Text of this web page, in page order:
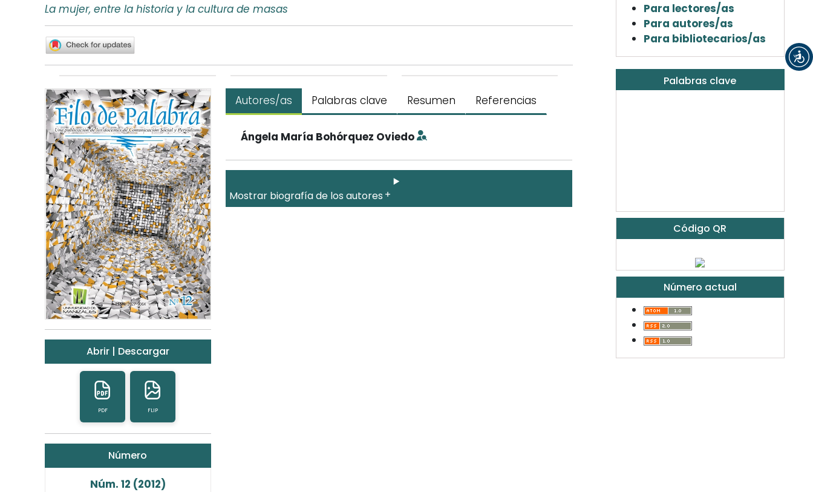
La mujer, entre la historia y la cultura de masas
Abrir | Descargar
PDF FLIP
Número
Núm. 12 (2012)
Autores/as Palabras clave Resumen Referencias
Ángela María Bohórquez Oviedo
Mostrar biografía de los autores
Para lectores/as
Para autores/as
Para bibliotecarios/as
Palabras clave
Código QR
Número actual